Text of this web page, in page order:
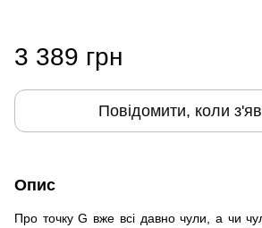
3 389 грн
Повідомити, коли
Опис
Про точку G вже всі давно чули, а чи